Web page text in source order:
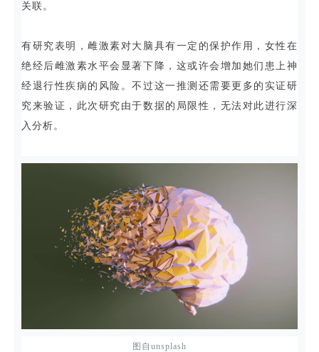
关联。
有研究表明，雌激素对大脑具有一定的保护作用，女性在
绝经后雌激素水平会显著下降，这或许会增加她们患上神
经退行性疾病的风险。不过这一推测还需要更多的实证研
究来验证，此次研究由于数据的局限性，无法对此进行深
入分析。
图自unsplash